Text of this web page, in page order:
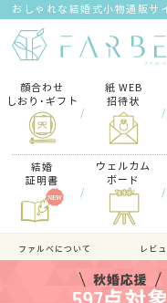
おしゃれな結婚式小物通販サ
顔合わせ
しおり･ギフト
/
紙 WEB
招待状
/
結婚
証明書
/
ウェルカム
ボード
/
ファルべについて レビ